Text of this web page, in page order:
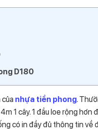
D180
củanhựa tiền phong.
1 cây. 1 đầu loe rộng
có in đầy đủ thông tin về